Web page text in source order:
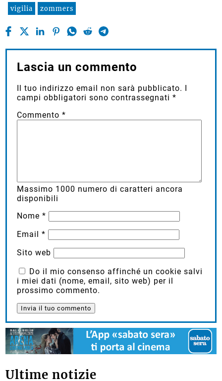
vigilia
zommers
Lascia un commento
Il tuo indirizzo email non sarà pubblicato.
campi obbligatori sono contrassegnati*
Commento*
Massimo 1000 numero di caratteri ancora
disponibili
Nome*
Email*
Sito web
Do il mio consenso affinché un cookie salvi
i miei dati (nome, email, sito web) per il
prossimo commento.
Ultime notizie